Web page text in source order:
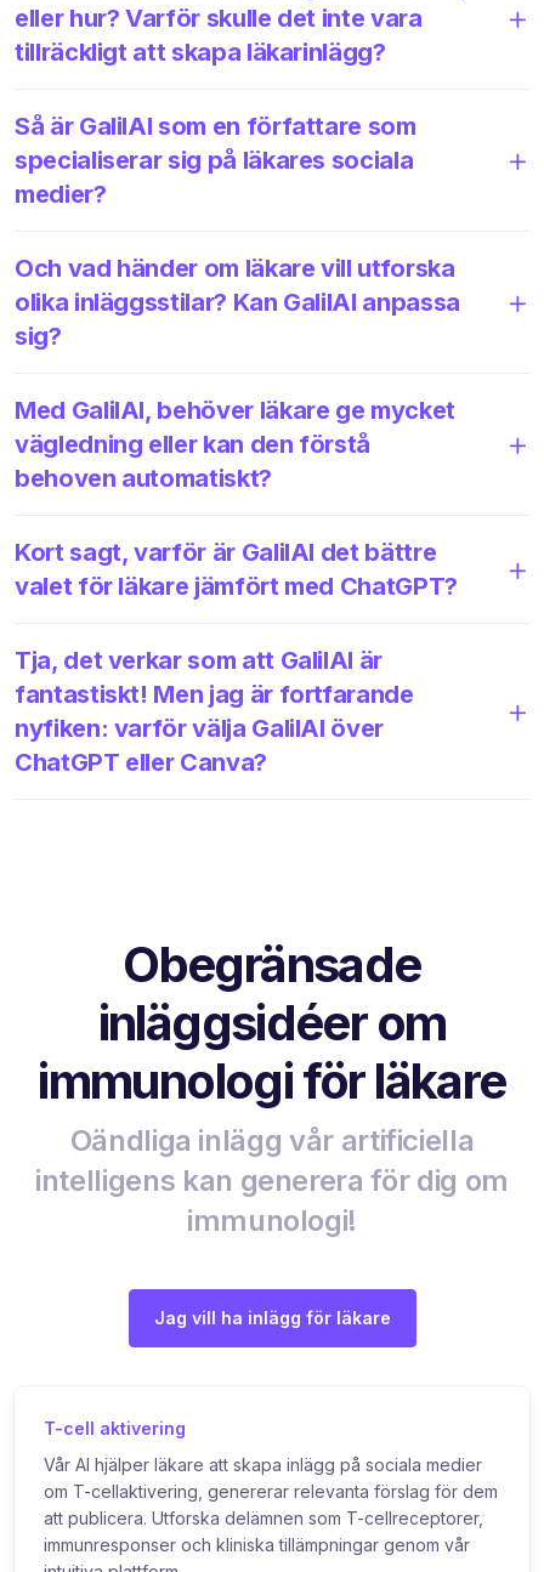
eller hur? Varför skulle det inte vara
tillräckligt att skapa läkarinlägg?
Så är GalilAI som en författare som
specialiserar sig på läkares sociala
medier?
Och vad händer om läkare vill utforska
olika inläggsstilar? Kan GalilAI anpassa
sig?
Med GalilAI, behöver läkare ge mycket
vägledning eller kan den förstå
behoven automatiskt?
Kort sagt, varför är GalilAI det bättre
valet för läkare jämfört med ChatGPT?
Tja, det verkar som att GalilAI är
fantastiskt! Men jag är fortfarande
nyfiken: varför välja GalilAI över
ChatGPT eller Canva?
Obegränsade
inläggsidéer om
immunologi för läkare
Oändliga inlägg vår artificiella
intelligens kan generera för dig om
immunologi!
Jag vill ha inlägg för läkare
T-cell aktivering
Vår AI hjälper läkare att skapa inlägg på sociala medier
om T-cellaktivering, genererar relevanta förslag för dem
att publicera. Utforska delämnen som T-cellreceptorer,
immunresponser och kliniska tillämpningar genom vår